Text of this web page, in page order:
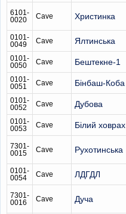
6101-
0020
Cave Христинка
0101-
0049
Cave Ялтинська
0101-
0050
Cave Бештекне-1
0101-
0051
Cave Бінбаш-Коба
0101-
0052
Cave Дубова
0101-
0053
Cave Білий ховрах
7301-
0015
Cave Рухотинська
0101-
0054
Cave ЛДГДЛ
7301-
0016
Cave Дуча